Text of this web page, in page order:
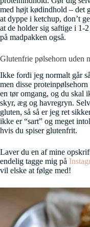
med højt kødindhold – det
at dyppe i ketchup, don’t
at de holder sig saftige i 1-
på madpakken også.
Glutenfrie pølsehorn uden
Ikke fordi jeg normalt går
men disse
en tør omgang, og du skal
skyr, æg og havregryn.
gluten, så så er jeg ret
ikke er “sart” og meget
hvis du spiser glutenfrit.
Laver du en af mine
endelig tagge mig på
vil elske at følge med!